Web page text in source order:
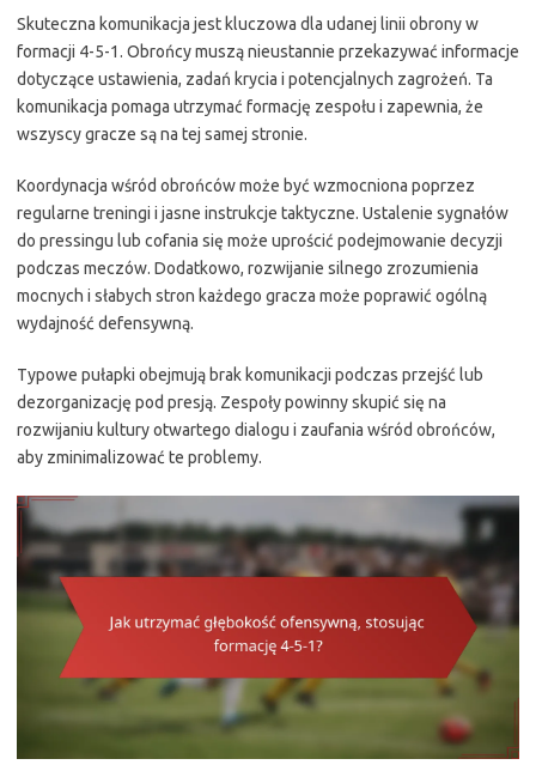
Skuteczna komunikacja jest kluczowa dla udanej linii obrony w
formacji 4-5-1. Obrońcy muszą nieustannie przekazywać informacje
dotyczące ustawienia, zadań krycia i potencjalnych zagrożeń. Ta
komunikacja pomaga utrzymać formację zespołu i zapewnia, że
wszyscy gracze są na tej samej stronie.
Koordynacja wśród obrońców może być wzmocniona poprzez
regularne treningi i jasne instrukcje taktyczne. Ustalenie sygnałów
do pressingu lub cofania się może uprościć podejmowanie decyzji
podczas meczów. Dodatkowo, rozwijanie silnego zrozumienia
mocnych i słabych stron każdego gracza może poprawić ogólną
wydajność defensywną.
Typowe pułapki obejmują brak komunikacji podczas przejść lub
dezorganizację pod presją. Zespoły powinny skupić się na
rozwijaniu kultury otwartego dialogu i zaufania wśród obrońców,
aby zminimalizować te problemy.